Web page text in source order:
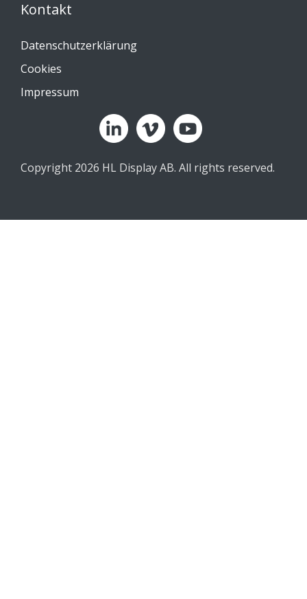
Kontakt
Datenschutzerklärung
Cookies
Impressum
Copyright 2026 HL Display AB. All rights reserved.